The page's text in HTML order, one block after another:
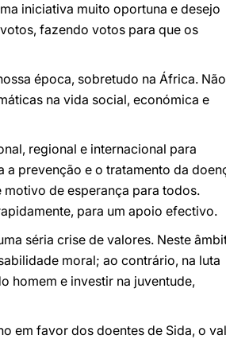
iniciativa muito oportuna e desejo
fazendo votos para que os
época, sobretudo na África. Não
na vida social, económica e
regional e internacional para
prevenção e o tratamento da
motivo de esperança para todos.
para um apoio efectivo.
séria crise de valores. Neste
moral; ao contrário, na luta
homem e investir na juventude,
em favor dos doentes de Sida, o